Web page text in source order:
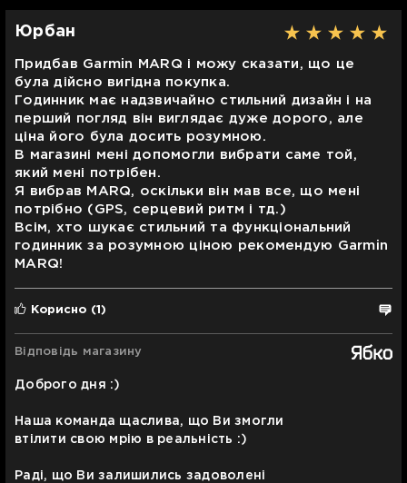
Юрбан
Придбав Garmin MARQ і можу сказати, що це
була дійсно вигідна покупка.
Годинник має надзвичайно стильний дизайн і на
перший погляд він виглядає дуже дорого, але
ціна його була досить розумною.
В магазині мені допомогли вибрати саме той,
який мені потрібен.
Я вибрав MARQ, оскільки він мав все, що мені
потрібно (GPS, серцевий ритм і тд.)
Всім, хто шукає стильний та функціональний
годинник за розумною ціною рекомендую Garmin
MARQ!
Корисно (1)
Відповідь магазину
Доброго дня :)
Наша команда щаслива, що Ви змогли
втілити свою мрію в реальність :)
Раді, що Ви залишились задоволені